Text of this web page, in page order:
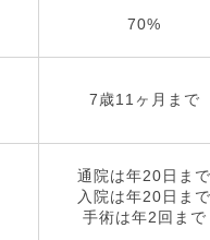
70%
7歳11ヶ月まで
通院は年20日まで
入院は年20日まで
手術は年2回まで